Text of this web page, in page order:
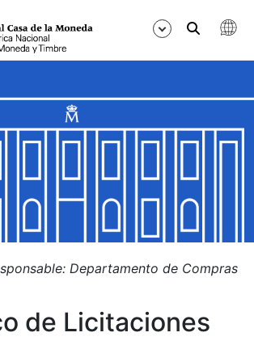
Departamento de Compras
de Licitaciones